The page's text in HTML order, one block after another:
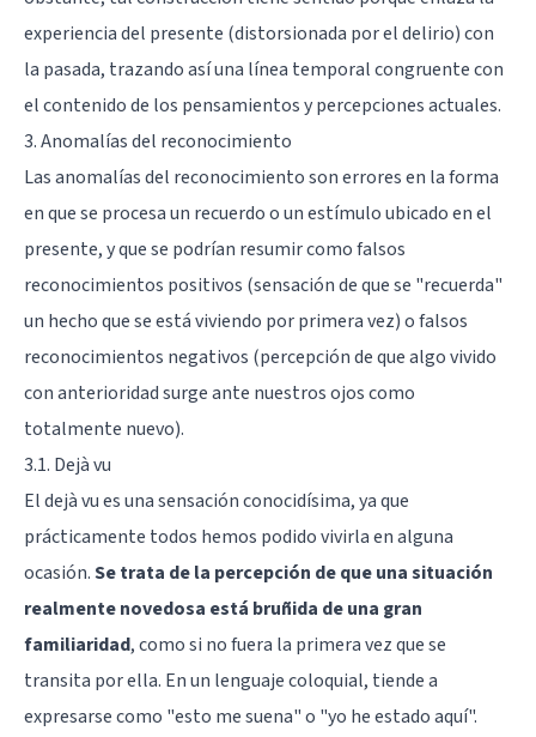
experiencia del presente (distorsionada por el delirio) con
la pasada, trazando así una línea temporal congruente con
el contenido de los pensamientos y percepciones actuales.
3. Anomalías del reconocimiento
Las anomalías del reconocimiento son errores en la forma
en que se procesa un recuerdo o un estímulo ubicado en el
presente, y que se podrían resumir como falsos
reconocimientos positivos (sensación de que se "recuerda"
un hecho que se está viviendo por primera vez) o falsos
reconocimientos negativos (percepción de que algo vivido
con anterioridad surge ante nuestros ojos como
totalmente nuevo).
3.1. Dejà vu
El dejà vu es una sensación conocidísima, ya que
prácticamente todos hemos podido vivirla en alguna
ocasión.Se trata de la percepción de que una situación
realmente novedosa está bruñida de una gran
familiaridad, como si no fuera la primera vez que se
transita por ella. En un lenguaje coloquial, tiende a
expresarse como "esto me suena" o "yo he estado aquí".